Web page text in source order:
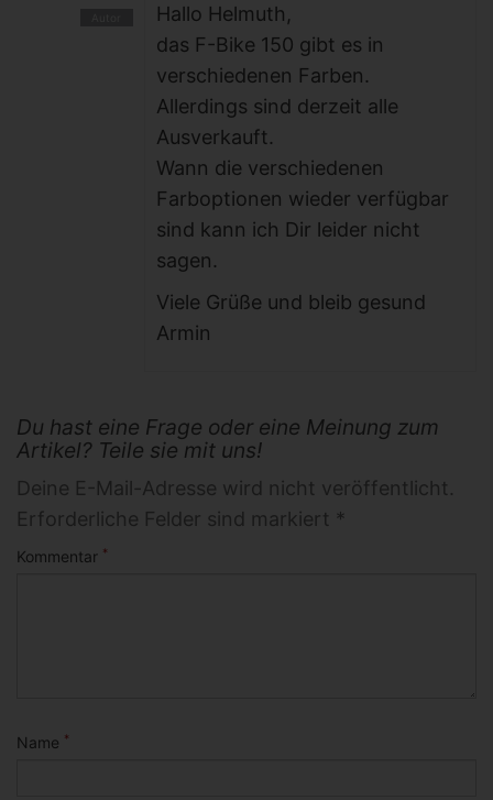
Hallo Helmuth,
das F-Bike 150 gibt es in
verschiedenen Farben.
Allerdings sind derzeit alle
Ausverkauft.
Wann die verschiedenen
Farboptionen wieder verfügbar
sind kann ich Dir leider nicht
sagen.
Viele Grüße und bleib gesund
Armin
Du hast eine Frage oder eine Meinung zum
Artikel? Teile sie mit uns!
Deine E-Mail-Adresse wird nicht veröffentlicht.
Erforderliche Felder sind markiert *
Kommentar *
Name *